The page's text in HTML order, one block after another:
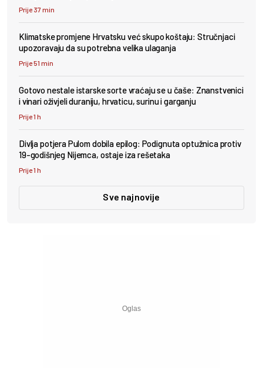
Prije 37 min
Klimatske promjene Hrvatsku već skupo koštaju: Stručnjaci
upozoravaju da su potrebna velika ulaganja
Prije 51 min
Gotovo nestale istarske sorte vraćaju se u čaše: Znanstvenici
i vinari oživjeli duraniju, hrvaticu, surinu i garganju
Prije 1 h
Divlja potjera Pulom dobila epilog: Podignuta optužnica protiv
19-godišnjeg Nijemca, ostaje iza rešetaka
Prije 1 h
Sve najnovije